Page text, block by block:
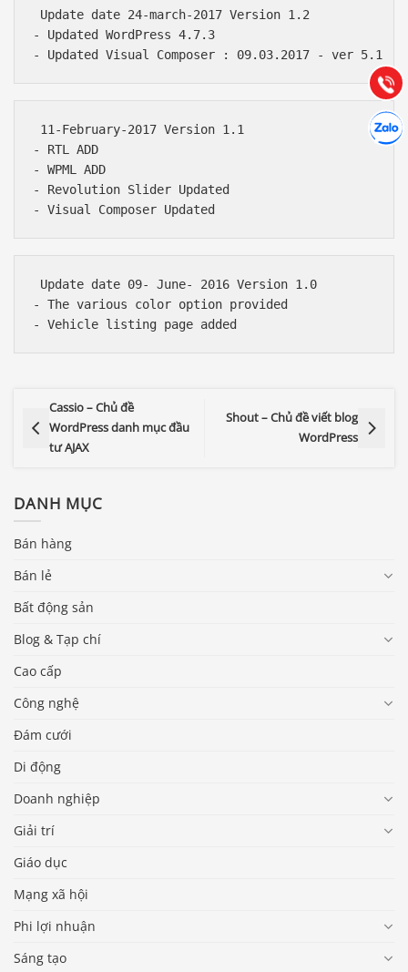
Update date 24-march-2017 Version 1.2
- Updated WordPress 4.7.3
11-February-2017 Version 1.1
- RTL ADD
- WPML ADD
- Revolution Slider Updated
Update date 09- June- 2016 Version 1.0
- The various color option provided
Cassio – Chủ đề
WordPress danh mục đầu
tư AJAX
Shout – Chủ đề viết blog
WordPress
DANH MỤC
Bán hàng
Bán lẻ
Bất động sản
Blog & Tạp chí
Cao cấp
Công nghệ
Đám cưới
Di động
Doanh nghiệp
Giải trí
Giáo dục
Mạng xã hội
Phi lợi nhuận
Sáng tạo
Gọi
(028) 22.166.144
Chát